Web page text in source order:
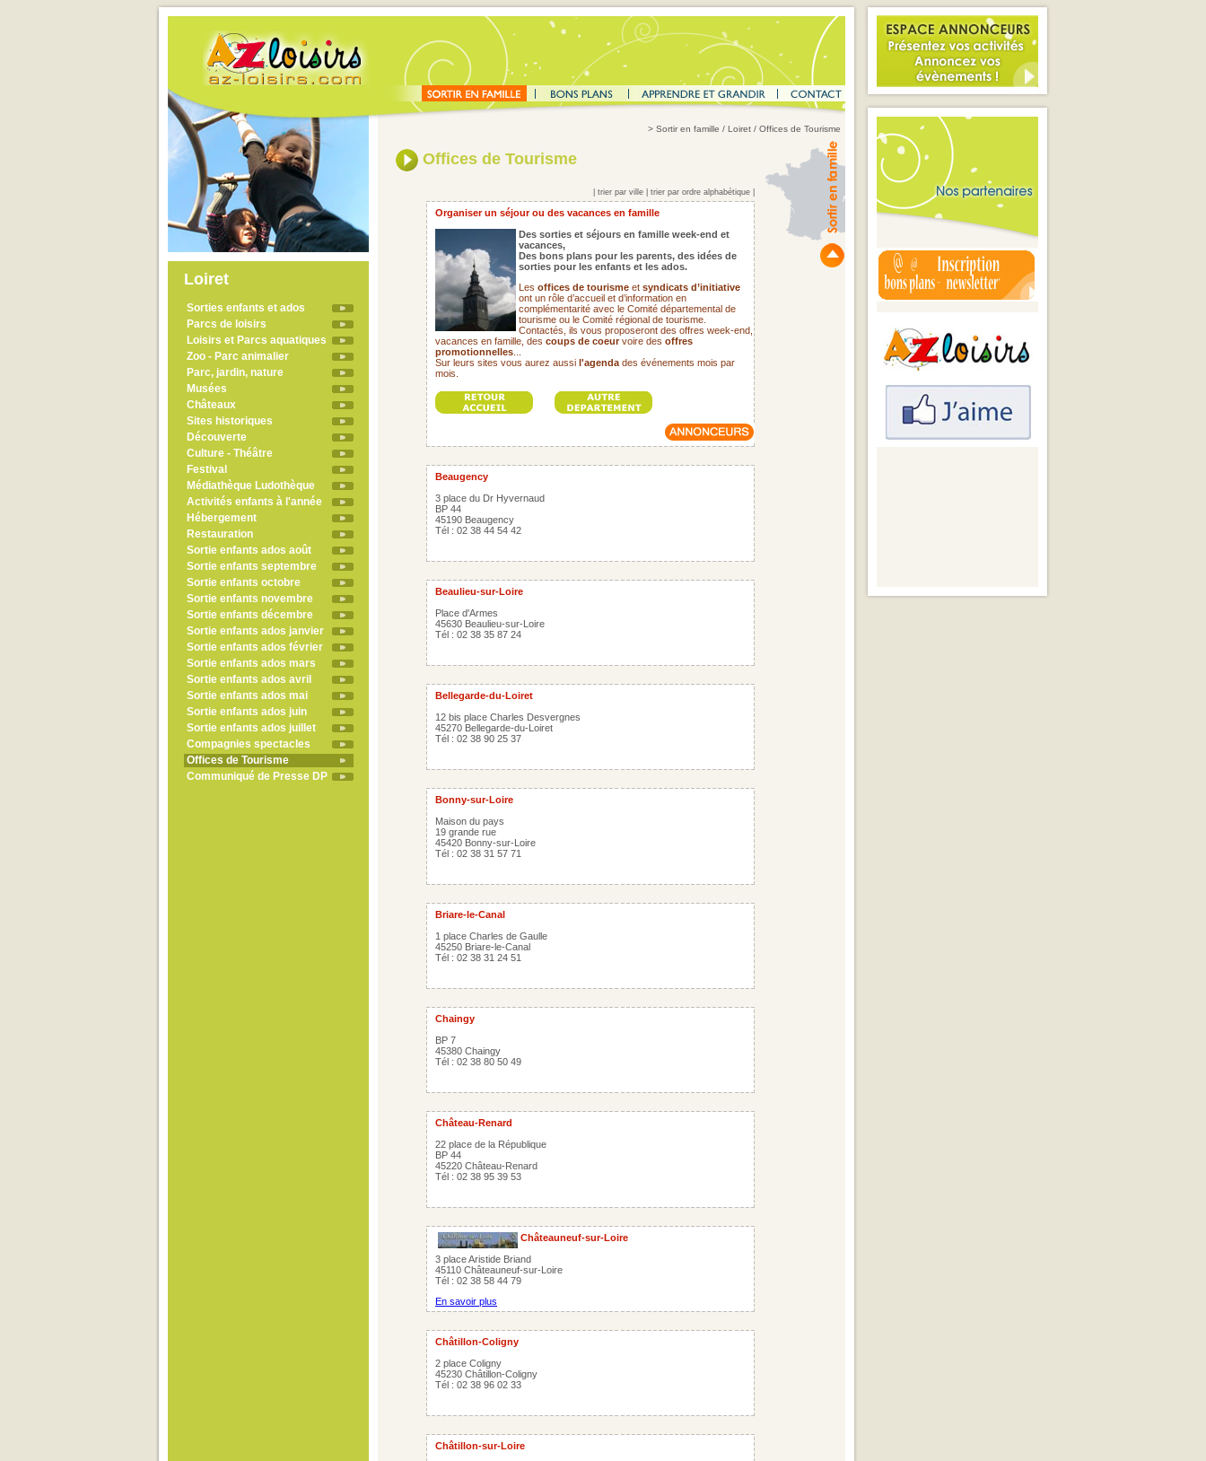
Loiret
Sorties enfants et ados
Parcs de loisirs
Loisirs et Parcs aquatiques
Zoo - Parc animalier
Parc, jardin, nature
Musées
Châteaux
Sites historiques
Découverte
Culture - Théâtre
Festival
Médiathèque Ludothèque
Activités enfants à l'année
Hébergement
Restauration
Sortie enfants ados août
Sortie enfants septembre
Sortie enfants octobre
Sortie enfants novembre
Sortie enfants décembre
Sortie enfants ados janvier
Sortie enfants ados février
Sortie enfants ados mars
Sortie enfants ados avril
Sortie enfants ados mai
Sortie enfants ados juin
Sortie enfants ados juillet
Compagnies spectacles
Offices de Tourisme
Communiqué de Presse DP
> Sortir en famille / Loiret / Offices de Tourisme
Offices de Tourisme
trier par ville trier par ordre alphabétique
Organiser un séjour ou des vacances en famille
Des sorties et séjours en famille week-end et
vacances,
Des bons plans pour les parents, des idées de
sorties pour les enfants et les ados.
Les offices de tourisme et syndicats d’initiative
ont un rôle d’accueil et d’information en
complémentarité avec le Comité départemental de
tourisme ou le Comité régional de tourisme.
Contactés, ils vous proposeront des offres week-end,
vacances en famille, des coups de coeurvoire des offres
promotionnelles
Sur leurs sites vous aurez aussi l'agenda des événements mois par
mois.
Beaugency
3 place du Dr Hyvernaud
BP 44
45190 Beaugency
Tél : 02 38 44 54 42
Beaulieu-sur-Loire
Place d'Armes
45630 Beaulieu-sur-Loire
Tél : 02 38 35 87 24
Bellegarde-du-Loiret
12 bis place Charles Desvergnes
45270 Bellegarde-du-Loiret
Tél : 02 38 90 25 37
Bonny-sur-Loire
Maison du pays
19 grande rue
45420 Bonny-sur-Loire
Tél : 02 38 31 57 71
Briare-le-Canal
1 place Charles de Gaulle
45250 Briare-le-Canal
Tél : 02 38 31 24 51
Chaingy
BP 7
45380 Chaingy
Tél : 02 38 80 50 49
Château-Renard
22 place de la République
BP 44
45220 Château-Renard
Tél : 02 38 95 39 53
Châteauneuf-sur-Loire
3 place Aristide Briand
45110 Châteauneuf-sur-Loire
Tél : 02 38 58 44 79
En savoir plus
Châtillon-Coligny
2 place Coligny
45230 Châtillon-Coligny
Tél : 02 38 96 02 33
Châtillon-sur-Loire